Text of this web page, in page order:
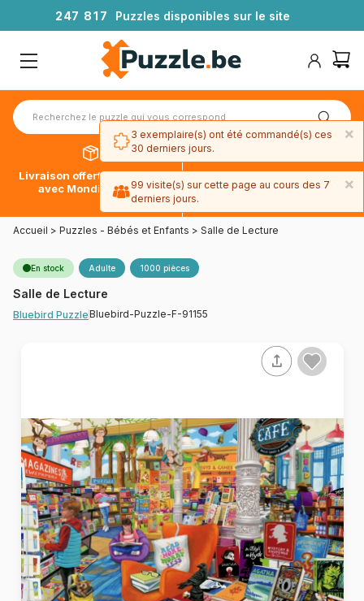
247 81 7 Puzzles disponibles sur le site
Livraison offerte dès 39€*
avec Mondial Relay
Paiement en 4x sans frais
avec Paypal
Accueil > Puzzles - Bébés et Enfants > Salle de Lecture
En stock Adulte 1000 pièces
Salle de Lecture
Bluebird PuzzleBluebird-Puzzle-F-91155
×
3 exemplaire(s) ont été commandé(s) ces
30 derniers jours.
×
99 visite(s) sur cette page au cours des 7
derniers jours.